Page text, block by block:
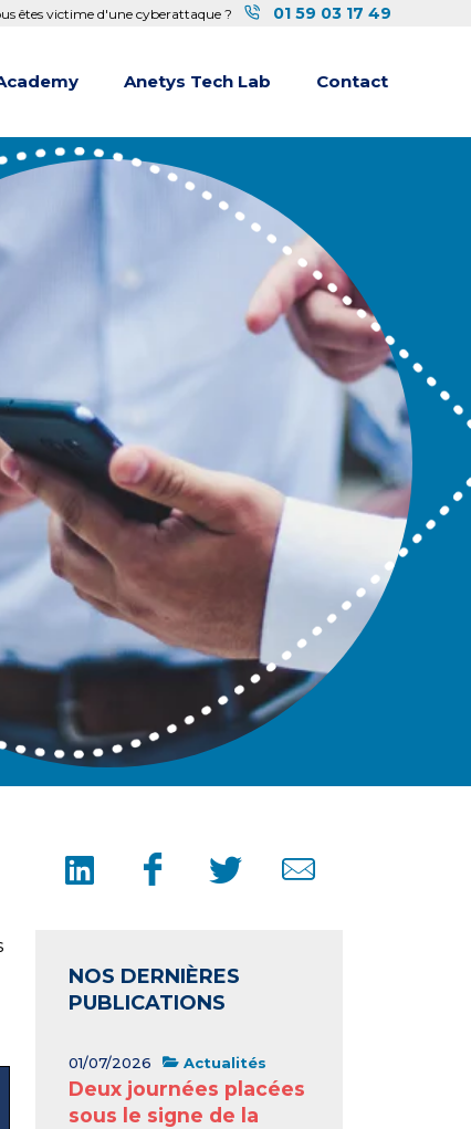
êtes victime d'une cyberattaque ? 01 59 03 17 49
Anetys Tech Lab Contact
NOS DERNIÈRES
PUBLICATIONS
01/07/2026 Actualités
Deux journées placées
sous le signe de la